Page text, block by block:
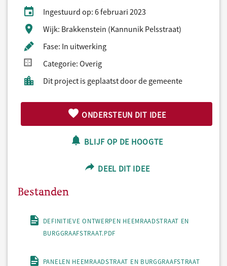
Ingestuurd op: 6 februari 2023
Wijk: Brakkenstein (Kannunik Pelsstraat)
Fase: In uitwerking
Categorie: Overig
Dit project is geplaatst door de gemeente
ONDERSTEUN DIT IDEE
BLIJF OP DE HOOGTE
DEEL DIT IDEE
Bestanden
DEFINITIEVE ONTWERPEN HEEMRAADSTRAAT EN
BURGGRAAFSTRAAT.PDF
PANELEN HEEMRAADSTRAAT EN BURGGRAAFSTRAAT